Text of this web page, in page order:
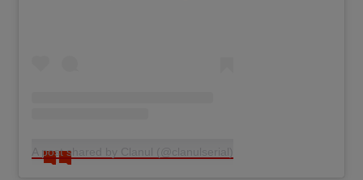
A post shared by Clanul (@clanulserial)